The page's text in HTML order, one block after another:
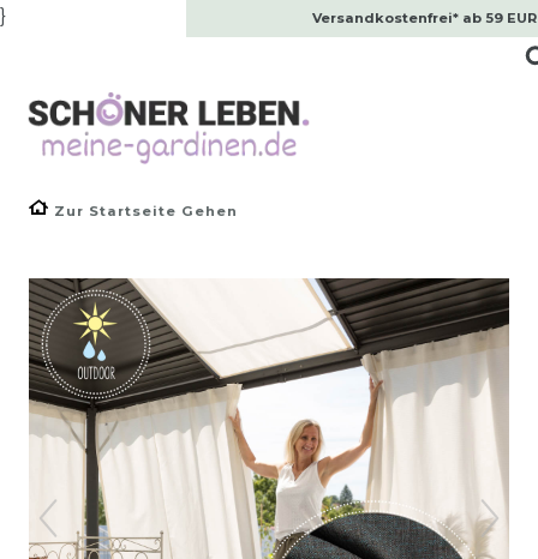
} Versandkostenfrei* ab 59
Zur Startseite Gehen